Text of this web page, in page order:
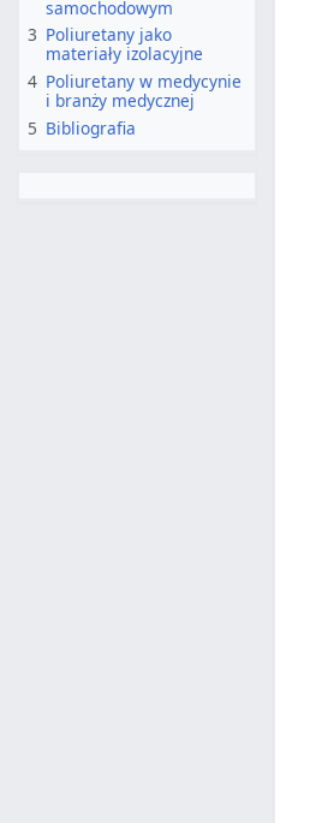
samochodowym
3 Poliuretany jako
materiały izolacyjne
4 Poliuretany w medycynie
i branży medycznej
5 Bibliografia